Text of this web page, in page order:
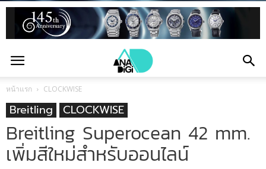
หน้าแรก CLOCKWISE
Breitling CLOCKWISE
Breitling Superocean 42 mm.
เพิ่มสีใหม่สำหรับออนไลน์